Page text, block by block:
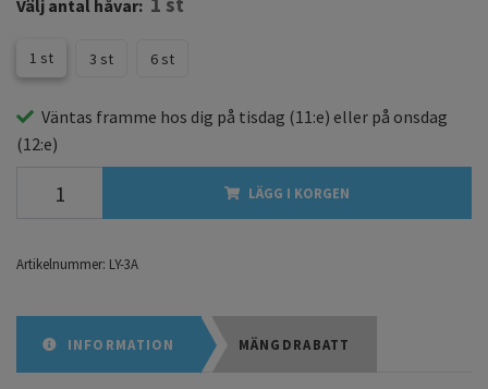
Välj antal håvar:
1 st 3 st 6 st
Väntas framme hos dig på tisdag (11:e) eller på onsdag
(12:e)
LÄGG I KORGEN
Artikelnummer: LY-3A
INFORMATION MÄNGDRABATT